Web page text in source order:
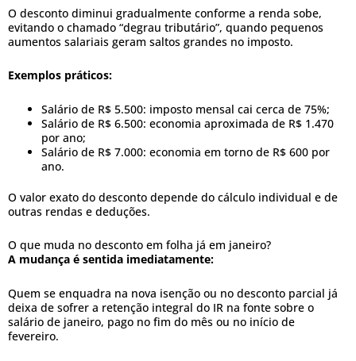
O desconto diminui gradualmente conforme a renda sobe,
evitando o chamado “degrau tributário”, quando pequenos
aumentos salariais geram saltos grandes no imposto.
Exemplos práticos:
Salário de R$ 5.500: imposto mensal cai cerca de 75%;
Salário de R$ 6.500: economia aproximada de R$ 1.470
por ano;
Salário de R$ 7.000: economia em torno de R$ 600 por
ano.
O valor exato do desconto depende do cálculo individual e de
outras rendas e deduções.
O que muda no desconto em folha já em janeiro?
A mudança é sentida imediatamente:
Quem se enquadra na nova isenção ou no desconto parcial já
deixa de sofrer a retenção integral do IR na fonte sobre o
salário de janeiro, pago no fim do mês ou no início de
fevereiro.